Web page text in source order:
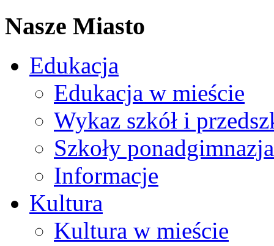
Nasze Miasto
Edukacja
Edukacja w mieście
Wykaz szkół i
Szkoły
Informacje
Kultura
Kultura w mieście